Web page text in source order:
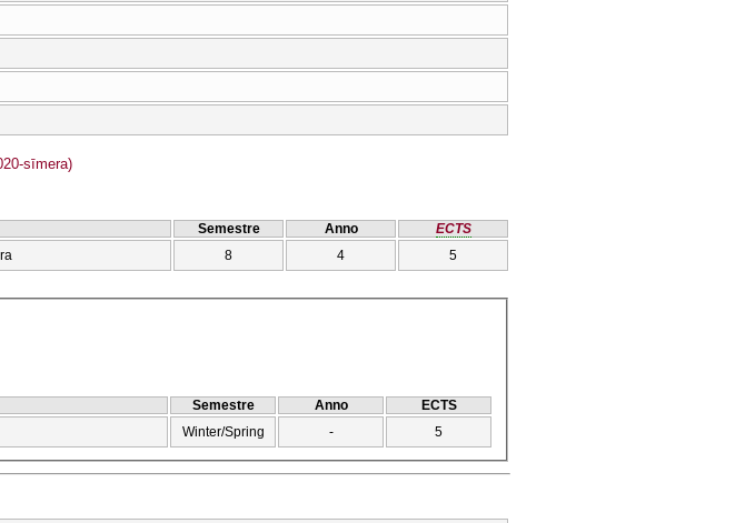
sīmera)
Semestre Anno
ECTS
8 4 5
Semestre Anno
ECTS
Winter/Spring - 5